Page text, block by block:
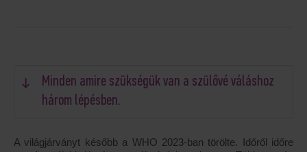
Minden amire szükségük van a szülővé váláshoz
három lépésben.
A világjárványt később a WHO 2023-ban törölte. Időről időre